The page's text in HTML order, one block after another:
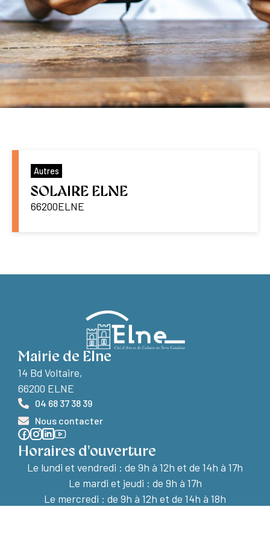
Autres
SOLAIRE ELNE
66200ELNE
Mairie de Elne
14 Bd Voltaire,
66200 ELNE
04 68 37 38 39
Nous contacter
Horaires d'ouverture
Le lundi et vendredi : de 9h à 12h et de 14h à 17h
Le mardi et jeudi : de 9h à 17h
Le mercredi : de 9h à 12h et de 14h à 18h